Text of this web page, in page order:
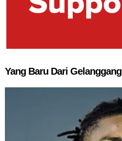
Yang Baru Dari Gelanggang